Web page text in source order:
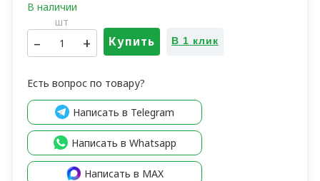
шт
– + Купить В 1 клик
Есть вопрос по товару?
Написать в Telegram
Написать в Whatsapp
Написать в MAX